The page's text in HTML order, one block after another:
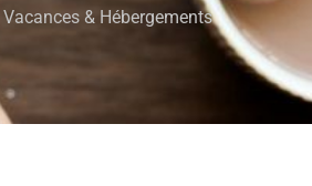
Vacances & Hébergements